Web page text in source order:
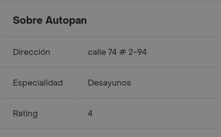
Sobre Autopan
Dirección calle 74 # 2-94
Especialidad Desayunos
Rating 4